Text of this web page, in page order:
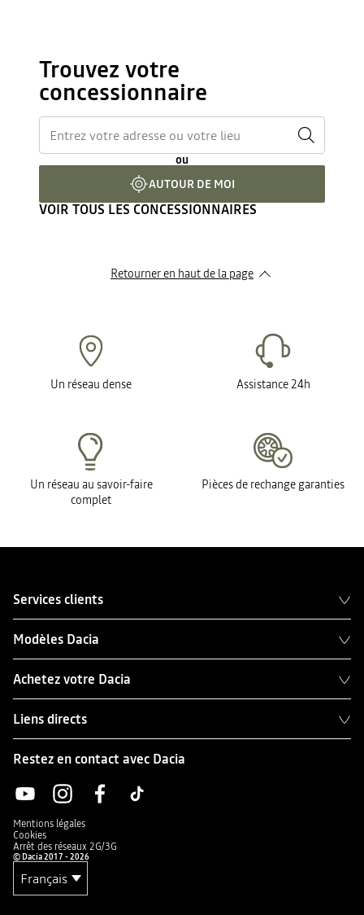
Trouvez votre
concessionnaire
ou
AUTOUR DE MOI
VOIR TOUS LES CONCESSIONNAIRES
Retourner en haut de la page
Un réseau dense Assistance 24h
Un réseau au savoir-faire
complet
Pièces de rechange garanties
Services clients
Modèles Dacia
Achetez votre Dacia
Liens directs
Restez en contact avec Dacia
Mentions légales
Cookies
Arrêt des réseaux 2G/3G
© Dacia 2017 - 2026